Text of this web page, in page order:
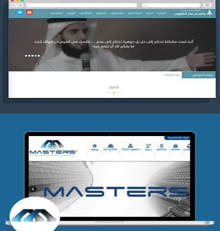
موقع ياسر بن بدر الحزيمي
التفاصيل
شركة MASTERS للتدريب
التفاصيل